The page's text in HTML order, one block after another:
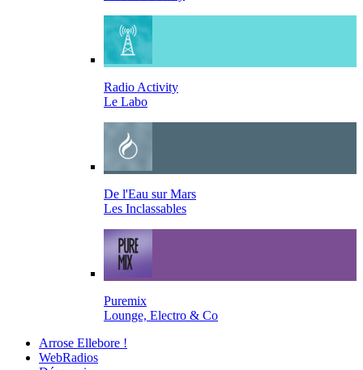
Radio Activity
Le Labo
De l'Eau sur Mars
Les Inclassables
Puremix
Lounge, Electro & Co
Arrose Ellebore !
WebRadios